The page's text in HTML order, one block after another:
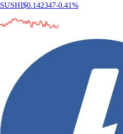
SUSHI$0.142347-0.41%